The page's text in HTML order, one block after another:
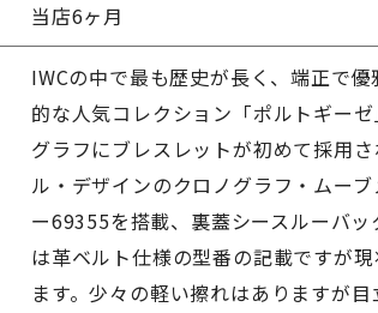
当店6ヶ月
IWCの中で最も歴史が長く、端正で
的な人気コレクション「ポルトギー
グラフにブレスレットが初めて採用
ル・デザインのクロノグラフ・ムー
ー69355を搭載、裏蓋シースルーバ
は革ベルト仕様の型番の記載ですが
ます。少々の軽い擦れはありますが